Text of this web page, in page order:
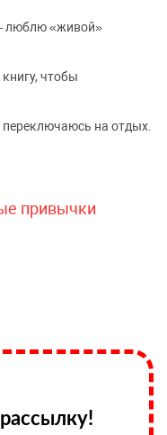
люблю «живой»
чтобы
на отдых.
привычки